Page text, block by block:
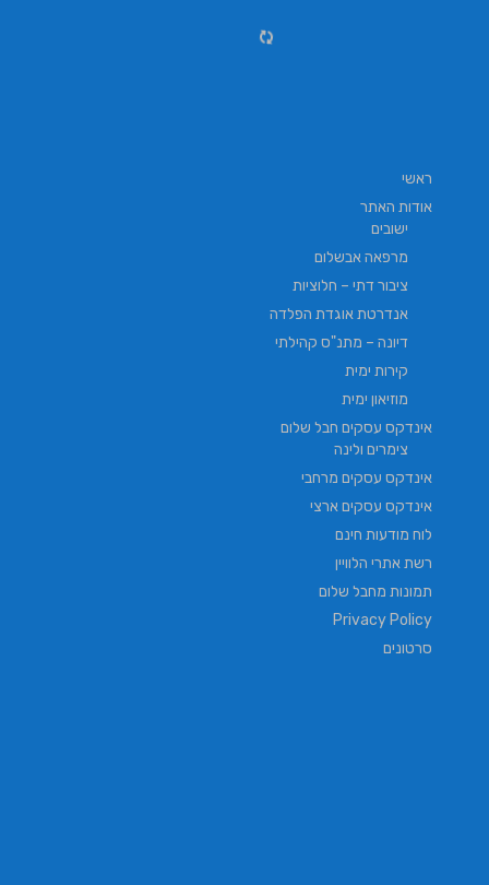
ראשי
אודות האתר
ישובים
מרפאה אבשלום
ציבור דתי – חלוציות
אנדרטת אוגדת הפלדה
דיונה – מתנ"ס קהילתי
קירות ימית
מוזיאון ימית
אינדקס עסקים חבל שלום
צימרים ולינה
אינדקס עסקים מרחבי
אינדקס עסקים ארצי
לוח מודעות חינם
רשת אתרי הלוויין
תמונות מחבל שלום
Privacy Policy
סרטונים